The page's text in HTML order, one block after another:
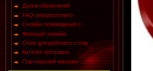
Доска объявлений
FAQ (вопрос/ответ)
Онлайн телевидение с...
Фотошоп онлайн
Обои для рабочего стола
Каталог программ
Партнёрский магазин ...